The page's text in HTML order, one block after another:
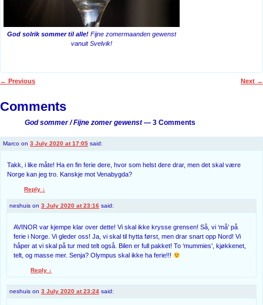
God solrik sommer til alle! Fijne zomermaanden gewenst
vanuit Svelvik!
← Previous Next →
Comments
God sommer / Fijne zomer gewenst— 3 Comments
Marco on 3 July 2020 at 17:05 said:
Takk, i like måte! Ha en fin ferie dere, hvor som helst dere drar, men det skal være
Norge kan jeg tro. Kanskje mot Venabygda?
Reply ↓
neshuis on 3 July 2020 at 23:16 said:
AVINOR var kjempe klar over dette! Vi skal ikke krysse grensen! Så, vi ‘må’ på
ferie i Norge. Vi gleder oss! Ja, vi skal til hytta først, men drar snart opp Nord! Vi
håper at vi skal på tur med telt også. Bilen er full pakket! To ‘mummies’, kjøkkenet,
telt, og masse mer. Senja? Olympus skal ikke ha ferie!!!
Reply ↓
neshuis on 3 July 2020 at 23:24 said: